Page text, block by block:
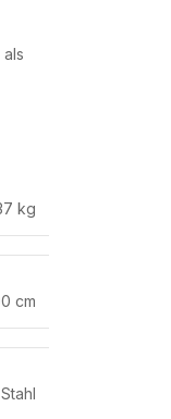
kg
cm